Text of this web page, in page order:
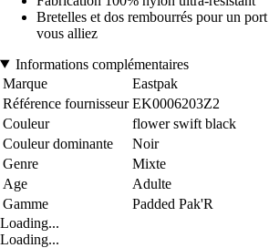
Bretelles et dos rembourrés pour un
vous alliez
Informations complémentaires
Marque
Eastpak
Référence fournisseur EK0006203Z2
Couleur
flower swift black
Couleur dominante
Noir
Genre
Mixte
Age
Adulte
Gamme
Padded Pak'R
Loading...
Loading...